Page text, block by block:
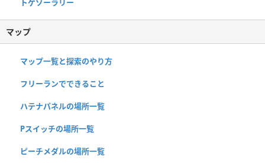
トゲゾーラリー
マップ
マップ一覧と探索のやり方
フリーランでできること
ハテナパネルの場所一覧
Pスイッチの場所一覧
ピーチメダルの場所一覧